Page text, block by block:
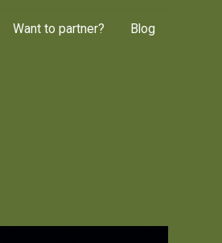
Want to partner? Blog